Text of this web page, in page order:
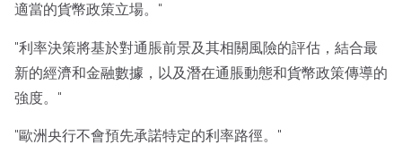
適當的貨幣政策立場。"
"利率決策將基於對通脹前景及其相關風險的評估，結合最
新的經濟和金融數據，以及潛在通脹動態和貨幣政策傳導的
強度。"
"歐洲央行不會預先承諾特定的利率路徑。"